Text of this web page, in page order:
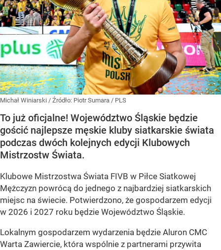
Michał Winiarski / Źródło: Piotr Sumara / PLS
To już oficjalne! Województwo Śląskie będzie
gościć najlepsze męskie kluby siatkarskie świata
podczas dwóch kolejnych edycji Klubowych
Mistrzostw Świata.
Klubowe Mistrzostwa Świata FIVB w Piłce Siatkowej
Mężczyzn powrócą do jednego z najbardziej siatkarskich
miejsc na świecie. Potwierdzono, że gospodarzem edycji
w 2026 i 2027 roku będzie Województwo Śląskie.
Lokalnym gospodarzem wydarzenia będzie Aluron CMC
Warta Zawiercie, która wspólnie z partnerami przywita